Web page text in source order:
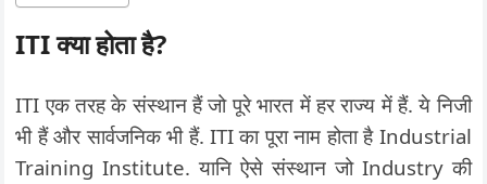
ITI क्या होता है?
ITI एक तरह के संस्थान हैं जो पूरे भारत में हर राज्य में हैं. ये निजी
भी हैं और सार्वजनिक भी हैं. ITI का पूरा नाम होता है Industrial
Training Institute. यानि ऐसे संस्थान जो Industry की